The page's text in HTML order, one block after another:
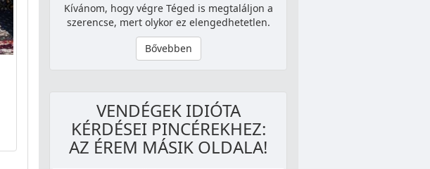
Kívánom, hogy végre Téged is megtaláljon a
szerencse, mert olykor ez elengedhetetlen.
Bővebben
VENDÉGEK IDIÓTA
KÉRDÉSEI PINCÉREKHEZ:
AZ ÉREM MÁSIK OLDALA!